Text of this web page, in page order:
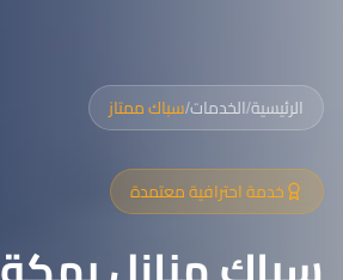
الرئيسية/الخدمات/سباك ممتاز
خدمة احترافية معتمدة